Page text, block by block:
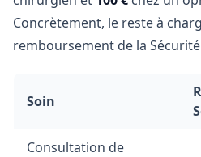
Concrètement, le reste à
remboursement de la
Soin
Consultation de